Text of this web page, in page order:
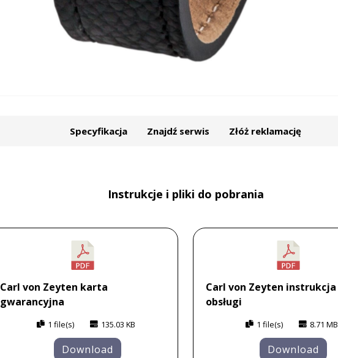
Specyfikacja Znajdź serwis Złóż reklamację
Instrukcje i pliki do pobrania
Carl von Zeyten karta
gwarancyjna
1 file(s) 135.03 KB
Download
Carl von Zeyten instrukcja
obsługi
1 file(s) 8.71 MB
Download